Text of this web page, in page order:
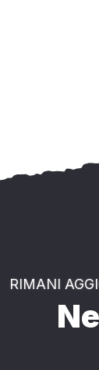
RIMANI